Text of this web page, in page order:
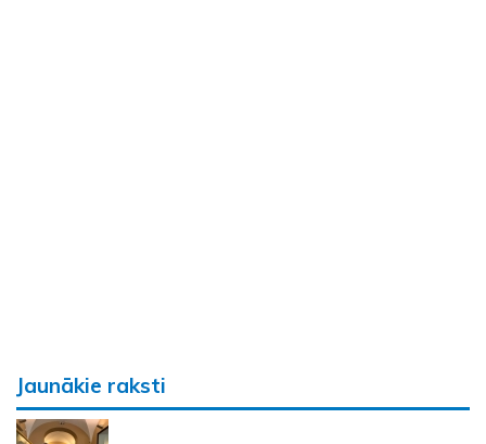
Jaunākie raksti